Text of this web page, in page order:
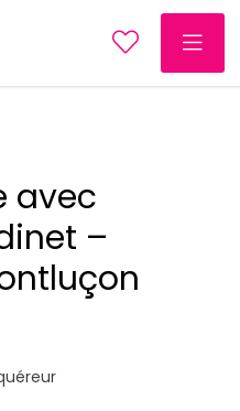
avec
–